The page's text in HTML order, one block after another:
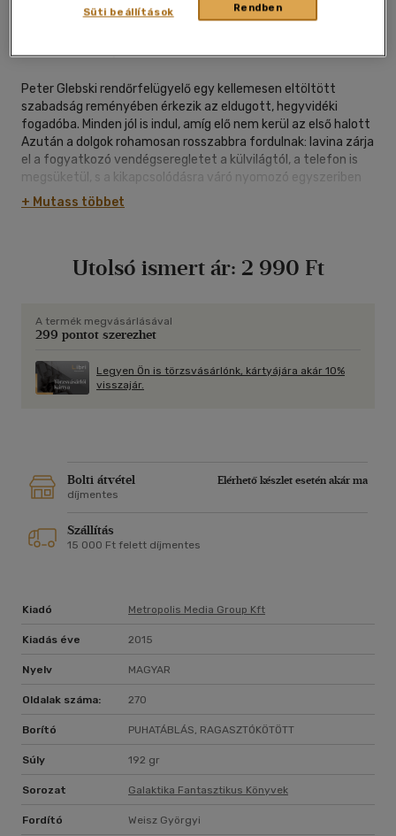
Peter Glebski rendőrfelügyelő egy kellemesen eltöltött
szabadság reményében érkezik az eldugott, hegyvidéki
fogadóba. Minden jól is indul, amíg elő nem kerül az első halott
Azután a dolgok rohamosan rosszabbra fordulnak: lavina zárja
el a fogyatkozó vendégseregletet a külvilágtól, a telefon is
megsüketül, s a kikapcsolódásra váró nyomozó egyszeriben
ott találja magát egy egyre rejtélyesebb gyilkossági ügy
kellős közepén, csupa potenciális tettessel körülvéve.
túlra vezet
tesznek le elénk, hanem egy vérbeli bűnügyi történetet,
amelyben persze semmi sem a várakozásoknak megfelelően
halott nem halott, a gyanúsítottak egy része pedig talán
nem is ember?
amely mindeddig ismeretlen maradt a hazai olvasók előtt.
+ Mutass többet
Utolsó ismert ár: 2 990 Ft
A termék megvásárlásával
299 pontot szerezhet
Legyen Ön is törzsvásárlónk, kártyájára akár 10%
visszajár.
Bolti átvétel
Elérhető készlet esetén akár ma
díjmentes
Szállítás
15 000 Ft felett díjmentes
Kiadó Metropolis Media Group Kft
Kiadás éve 2015
Nyelv MAGYAR
Oldalak száma: 270
Borító PUHATÁBLÁS, RAGASZTÓKÖTÖTT
Súly 192 gr
Sorozat Galaktika Fantasztikus Könyvek
Fordító Weisz Györgyi
Rendben
Süti beállítások